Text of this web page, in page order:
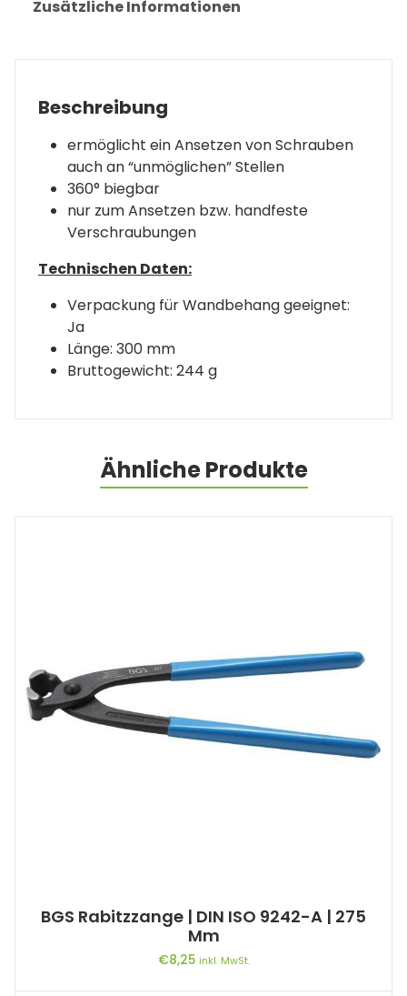
Zusätzliche Informationen
Beschreibung
ermöglicht ein Ansetzen von Schrauben
auch an “unmöglichen” Stellen
360° biegbar
nur zum Ansetzen bzw. handfeste
Verschraubungen
Technischen Daten:
Verpackung für Wandbehang geeignet:
Ja
Länge: 300 mm
Bruttogewicht: 244 g
Ähnliche Produkte
BGS Rabitzzange | DIN ISO 9242-A | 275
Mm
€8,25 inkl. MwSt.